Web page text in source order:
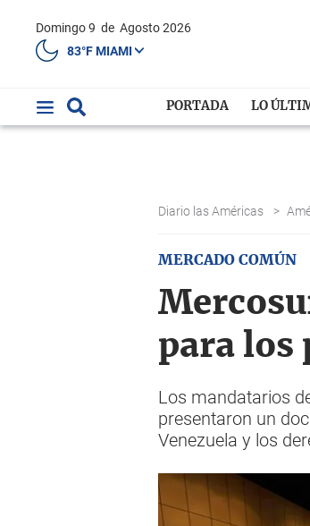
Domingo 9 de Agosto 2026
83°F MIAMI
PORTADA LO
Diario las Américas >
MERCADO COMÚN
para los
Los mandatarios
presentaron un
Venezuela y los